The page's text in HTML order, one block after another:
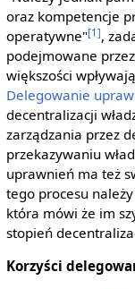
oraz kompetencje
operatywne"[1],
podejmowane
większości
Delegowanie
decentralizacji
zarządzania przez
przekazywaniu
uprawnień ma też
tego procesu
która mówi że im
stopień
Korzyści